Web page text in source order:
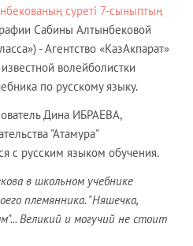
суреті 7-сыныптың
Сабины Алтынбековой
- Агентство «КазАкпарат»
волейболистки
по русскому языку.
Дина ИБРАЕВА,
"Атамура"
с русским языком обучения.
в школьном учебнике
племянника. "Няшечка,
Великий и могучий не стоит